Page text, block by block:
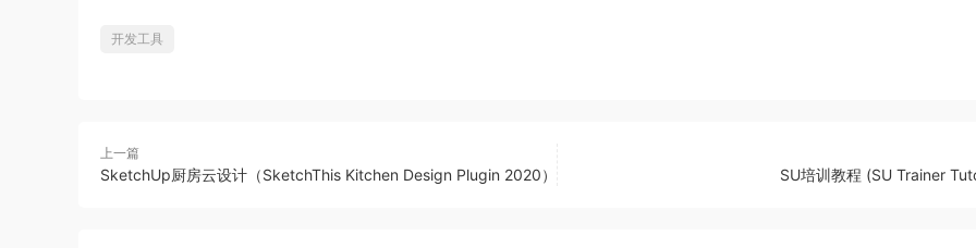
开发工具
上一篇
SketchUp厨房云设计（SketchThis Kitchen Design Plugin 2020） SU培训教程 (SU Trainer